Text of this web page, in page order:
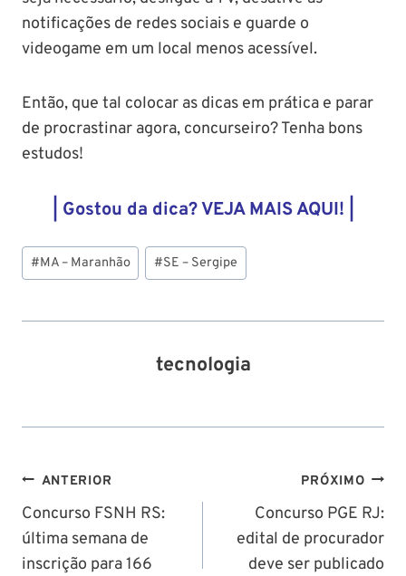
notificações de redes sociais e guarde o
videogame em um local menos acessível.
Então, que tal colocar as dicas em prática e parar
de procrastinar agora, concurseiro? Tenha bons
estudos!
| Gostou da dica? VEJA MAIS AQUI! |
Tags
do
#MA – Maranhão #SE – Sergipe
tecnologia
Navegação
de
Post
ANTERIOR
Concurso FSNH RS:
última semana de
inscrição para 166
PRÓXIMO
Concurso PGE RJ:
edital de procurador
deve ser publicado